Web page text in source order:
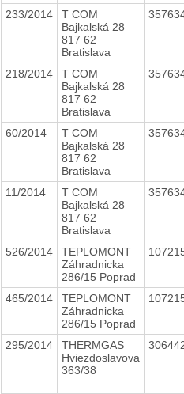
233/2014
T COM
Bajkalská 28
817 62
Bratislava
218/2014
T COM
Bajkalská 28
817 62
Bratislava
60/2014
T COM
Bajkalská 28
817 62
Bratislava
11/2014
T COM
Bajkalská 28
817 62
Bratislava
526/2014
TEPLOMONT
Záhradnicka
286/15 Poprad
465/2014
TEPLOMONT
Záhradnicka
286/15 Poprad
295/2014
THERMGAS
Hviezdoslavova
363/38